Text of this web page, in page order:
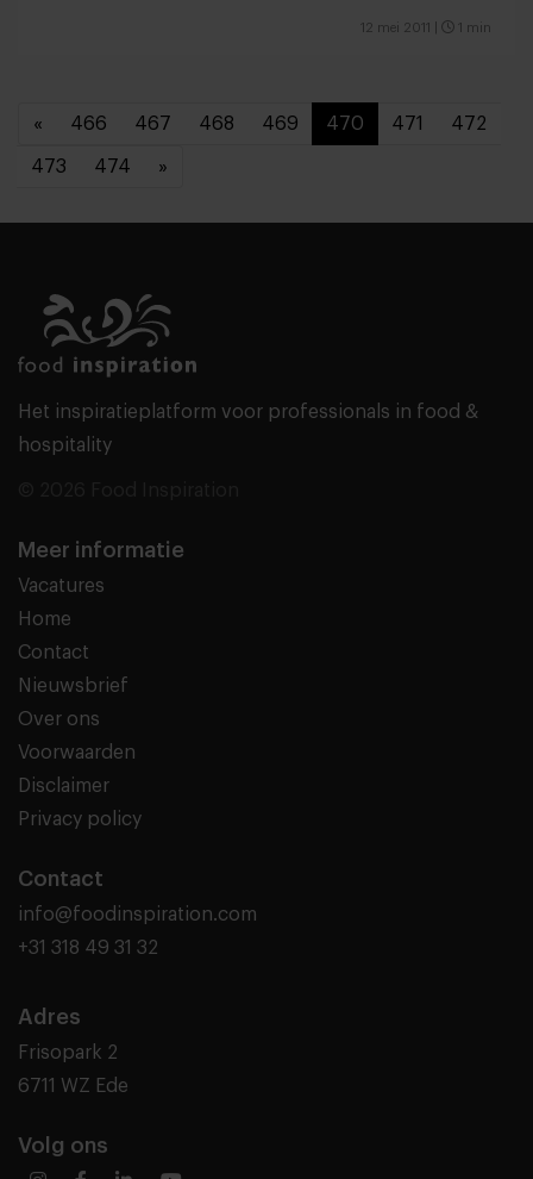
12 mei 2011 1 min
« 466 467 468 469 470 471 472
473 474 »
Het inspiratieplatform voor professionals in food &
hospitality
Meer informatie
Vacatures
Home
Contact
Nieuwsbrief
Over ons
Voorwaarden
Disclaimer
Privacy policy
Contact
info@foodinspiration.com
+31 318 49 31 32
Adres
Frisopark 2
6711 WZ Ede
Volg ons